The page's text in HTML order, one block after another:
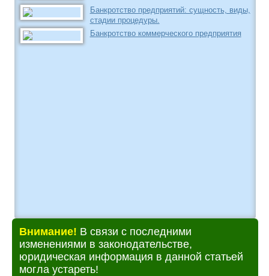
Банкротство предприятий: сущность, виды,
стадии процедуры.
Банкротство коммерческого предприятия
Внимание! В связи с последними
изменениями в законодательстве,
юридическая информация в данной статьей
могла устареть!